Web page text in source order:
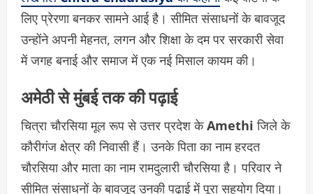
लिए प्रेरणा बनकर सामने आई है। सीमित संसाधनों के बावजूद
उन्होंने अपनी मेहनत, लगन और शिक्षा के दम पर सरकारी सेवा
में जगह बनाई और समाज में एक नई मिसाल कायम की।
अमेठी से मुंबई तक की पढ़ाई
चित्रा चौरसिया मूल रूप से उत्तर प्रदेश केAmethi जिले के
कौरीगंज क्षेत्र की निवासी हैं। उनके पिता का नाम हरदत
चौरसिया और माता का नाम रामदुलारी चौरसिया है। परिवार ने
सीमित संसाधनों के बावजूद उनकी पढ़ाई में पूरा सहयोग दिया।